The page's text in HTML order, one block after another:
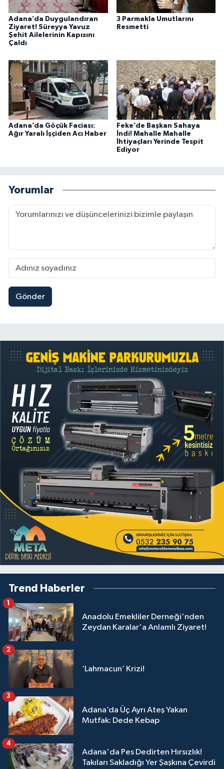
Adana’da Duygulandıran
Ziyaret! Süreyya Yavuz
Şehit Ailelerinin Kapısını
Çaldı
3 Parmakla Umutlarını
Resmetti
Adana’da Göçük Faciası:
Ağır Yaralı İşçiden Acı Haber
Feke’de Başkan Sahaya
İndi! Mahalle Mahalle
İhtiyaçları Yerinde Tespit
Ediyor
Yorumlar
Gönder
Trend Haberler
Anadolu Emekliler Derneği'nden
Zeydan Karalar'a Anlamlı Ziyaret!
1
‘Lahmacun’ Krizi!
2
Adana’da Üç Ayrı Ateş Yakan
Mutfak: Dede Kebap
3
Adana'da Pes Dedirten Hırsızlık!
Takıları Sakladığı Yer Şaşkına Çevirdi
4